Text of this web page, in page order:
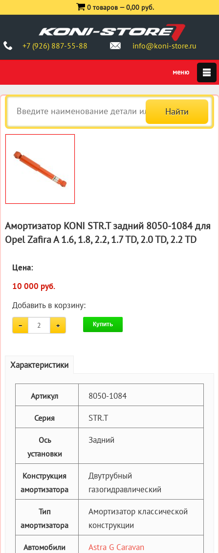
+7 (926) 887-55-88 info@koni-store.ru
0 товаров —0,00 руб.
Амортизатор KONI STR.T задний 8050-1084 для
Opel Zafira A 1.6, 1.8, 2.2, 1.7 TD, 2.0 TD, 2.2 TD
Цена:
10 000 руб.
Добавить в корзину:
Купить
Характеристики
Артикул 8050-1084
Серия STR.T
Ось
установки
Задний
Конструкция
амортизатора
Двутрубный
газогидравлический
Тип
амортизатора
Амортизатор классической
конструкции
Автомобили
Astra G Caravan